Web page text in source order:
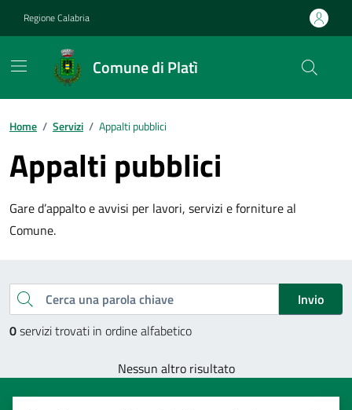
Regione Calabria
Comune di Platì
Home / Servizi / Appalti pubblici
Appalti pubblici
Gare d’appalto e avvisi per lavori, servizi e forniture al
Comune.
Esplora tutti i servizi
Cerca una parola chiave
Invio
0servizi trovati in ordine alfabetico
Nessun altro risultato